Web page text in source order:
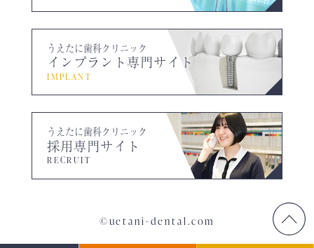
うえたに歯科クリニック
インプラント専門サイト
IMPLANT
うえたに歯科クリニック
採用専門サイト
RECRUIT
©uetani-dental.com